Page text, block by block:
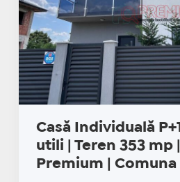
Casă Individuală
utili | Teren 353 mp
Premium |